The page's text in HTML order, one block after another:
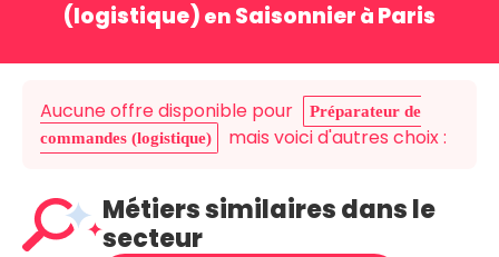
(logistique) en Saisonnier à Paris
Aucune offre disponible pour
Préparateur de
commandes (logistique)
mais voici d'autres choix :
Métiers similaires dans le
secteur